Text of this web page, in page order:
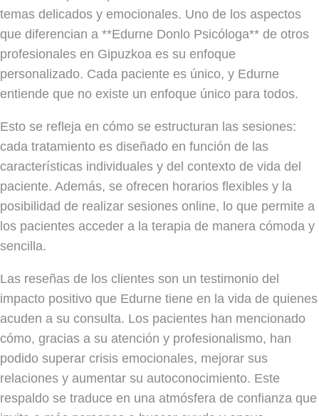
temas delicados y emocionales. Uno de los aspectos
que diferencian a **Edurne Donlo Psicóloga** de otros
profesionales en Gipuzkoa es su enfoque
personalizado. Cada paciente es único, y Edurne
entiende que no existe un enfoque único para todos.
Esto se refleja en cómo se estructuran las sesiones:
cada tratamiento es diseñado en función de las
características individuales y del contexto de vida del
paciente. Además, se ofrecen horarios flexibles y la
posibilidad de realizar sesiones online, lo que permite a
los pacientes acceder a la terapia de manera cómoda y
sencilla.
Las reseñas de los clientes son un testimonio del
impacto positivo que Edurne tiene en la vida de quienes
acuden a su consulta. Los pacientes han mencionado
cómo, gracias a su atención y profesionalismo, han
podido superar crisis emocionales, mejorar sus
relaciones y aumentar su autoconocimiento. Este
respaldo se traduce en una atmósfera de confianza que